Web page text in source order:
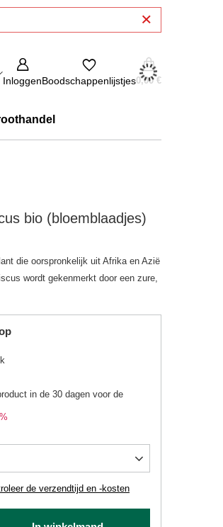
InloggenBoodschappenlijstjes0,00 €
bio (bloemblaadjes)
die oorspronkelijk uit Afrika en Azië
wordt gekenmerkt door een zure,
de verzendtijd en -kosten
in de 30 dagen voor de